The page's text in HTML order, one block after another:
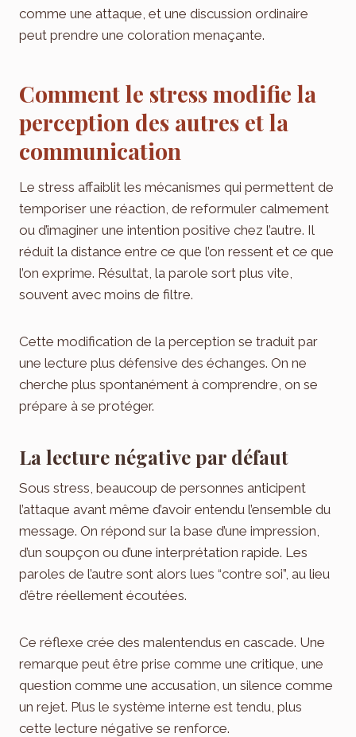
comme une attaque, et une discussion ordinaire
peut prendre une coloration menaçante.
Comment le stress modifie la
perception des autres et la
communication
Le stress affaiblit les mécanismes qui permettent de
temporiser une réaction, de reformuler calmement
ou d’imaginer une intention positive chez l’autre. Il
réduit la distance entre ce que l’on ressent et ce que
l’on exprime. Résultat, la parole sort plus vite,
souvent avec moins de filtre.
Cette modification de la perception se traduit par
une lecture plus défensive des échanges. On ne
cherche plus spontanément à comprendre, on se
prépare à se protéger.
La lecture négative par défaut
Sous stress, beaucoup de personnes anticipent
l’attaque avant même d’avoir entendu l’ensemble du
message. On répond sur la base d’une impression,
d’un soupçon ou d’une interprétation rapide. Les
paroles de l’autre sont alors lues “contre soi”, au lieu
d’être réellement écoutées.
Ce réflexe crée des malentendus en cascade. Une
remarque peut être prise comme une critique, une
question comme une accusation, un silence comme
un rejet. Plus le système interne est tendu, plus
cette lecture négative se renforce.